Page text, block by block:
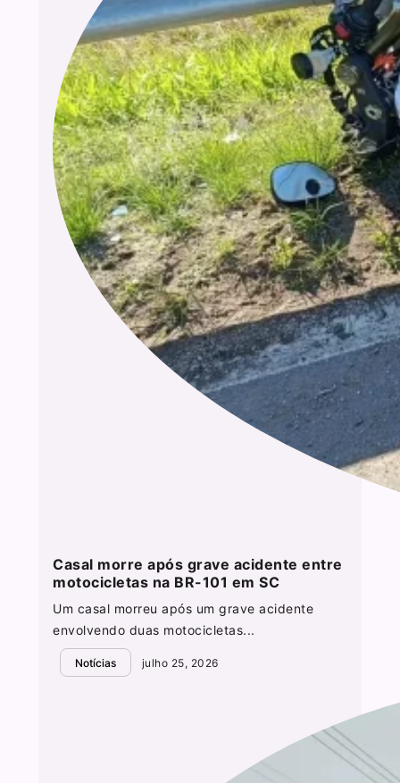
Casal morre após grave acidente entre
motocicletas na BR-101 em SC
Um casal morreu após um grave acidente
envolvendo duas motocicletas...
Notícias julho 25, 2026